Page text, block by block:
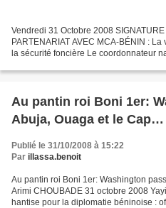
Vendredi 31 Octobre 2008
PARTENARIAT AVEC MCA-BÉNIN :
la sécurité foncière Le coordonnateur
Au pantin roi Boni 1er:
Abuja, Ouaga et le Cap…
Publié le 31/10/2008 à 15:22
Par illassa.benoit
Au pantin roi Boni 1er: Washington
Arimi CHOUBADE 31 octobre 2008
hantise pour la diplomatie béninoise :